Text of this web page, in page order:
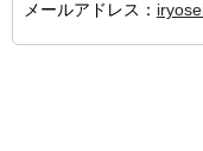
メールアドレス：